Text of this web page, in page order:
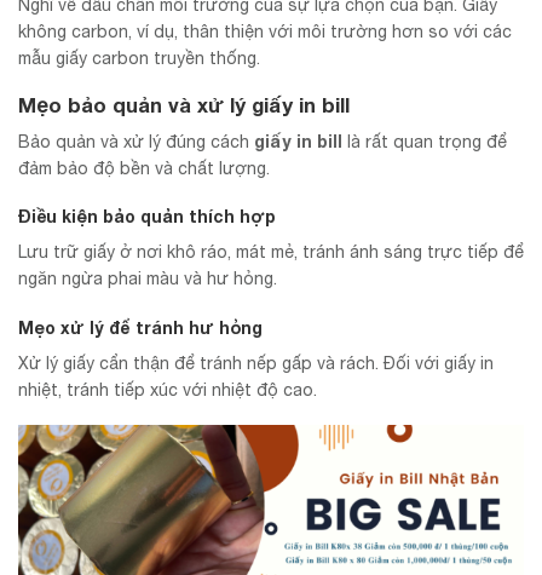
Nghĩ về dấu chân môi trường của sự lựa chọn của bạn. Giấy
không carbon, ví dụ, thân thiện với môi trường hơn so với các
mẫu giấy carbon truyền thống.
Mẹo bảo quản và xử lý giấy in bill
Bảo quản và xử lý đúng cách giấy in bill là rất quan trọng để
đảm bảo độ bền và chất lượng.
Điều kiện bảo quản thích hợp
Lưu trữ giấy ở nơi khô ráo, mát mẻ, tránh ánh sáng trực tiếp để
ngăn ngừa phai màu và hư hỏng.
Mẹo xử lý để tránh hư hỏng
Xử lý giấy cẩn thận để tránh nếp gấp và rách. Đối với giấy in
nhiệt, tránh tiếp xúc với nhiệt độ cao.